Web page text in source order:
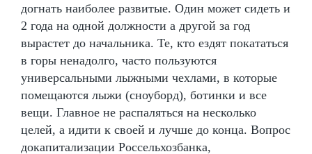
догнать наиболее развитые. Один может сидеть и
2 года на одной должности а другой за год
вырастет до начальника. Те, кто ездят покататься
в горы ненадолго, часто пользуются
универсальными лыжными чехлами, в которые
помещаются лыжи (сноуборд), ботинки и все
вещи. Главное не распаляться на несколько
целей, а идити к своей и лучше до конца. Вопрос
докапитализации Россельхозбанка,